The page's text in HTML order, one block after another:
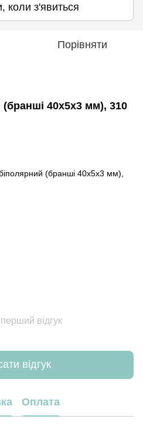
коли з'явиться
Порівняти
(бранші 40х5х3 мм), 310
(бранші 40х5х3 мм),
відгук
відгук
Оплата